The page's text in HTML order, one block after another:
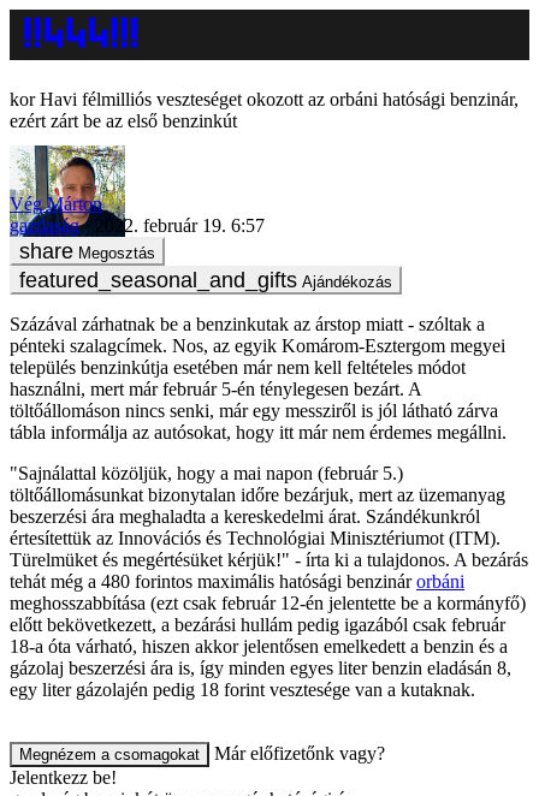
Havi félmilliós veszteséget okozott az orbáni hatósági benzinár,
ezért zárt be az első benzinkút
Vég Márton
gazdaság
2022. február 19. 6:57
Megosztás
Ajándékozás
Százával zárhatnak be a benzinkutak az árstop miatt - szóltak a
pénteki szalagcímek. Nos, az egyik Komárom-Esztergom megyei
település benzinkútja esetében már nem kell feltételes módot
használni, mert már február 5-én ténylegesen bezárt. A
töltőállomáson nincs senki, már egy messziről is jól látható zárva
tábla informálja az autósokat, hogy itt már nem érdemes megállni.
"Sajnálattal közöljük, hogy a mai napon (február 5.)
töltőállomásunkat bizonytalan időre bezárjuk, mert az üzemanyag
beszerzési ára meghaladta a kereskedelmi árat. Szándékunkról
értesítettük az Innovációs és Technológiai Minisztériumot (ITM).
Türelmüket és megértésüket kérjük!" - írta ki a tulajdonos. A bezárás
tehát még a 480 forintos maximális hatósági benzinárorbáni
meghosszabbítása (ezt csak február 12-én jelentette be a kormányfő)
előtt bekövetkezett, a bezárási hullám pedig igazából csak február
18-a óta várható, hiszen akkor jelentősen emelkedett a benzin és a
gázolaj beszerzési ára is, így minden egyes liter benzin eladásán 8,
egy liter gázolajén pedig 18 forint vesztesége van a kutaknak.
Megnézem a csomagokat
Már előfizetőnk vagy?
Jelentkezz be!